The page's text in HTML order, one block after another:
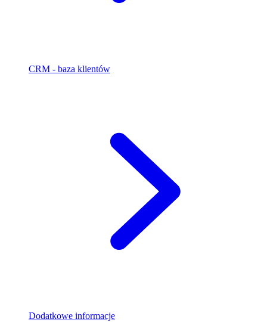
CRM - baza klientów
Dodatkowe informacje